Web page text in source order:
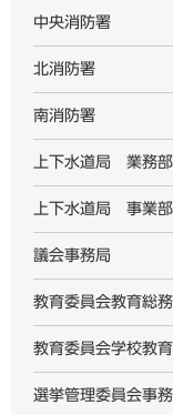
中央消防署
北消防署
南消防署
上下水道局 業務部
上下水道局 事業部
議会事務局
教育委員会教育総
教育委員会学校教
選挙管理委員会事